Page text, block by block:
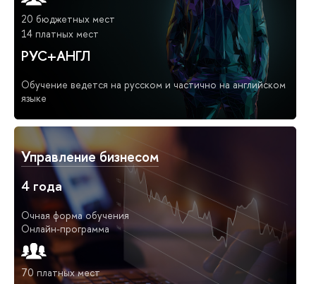
20 бюджетных мест
14 платных мест
РУС+АНГЛ
Обучение ведется на русском и частично на английском
языке
Управление бизнесом
4 года
Очная форма обучения
Онлайн-программа
70 платных мест